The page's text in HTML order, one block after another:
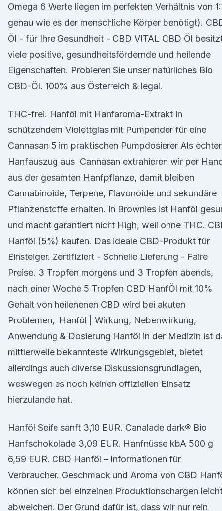
Omega 6 Werte liegen im perfekten Verhältnis von
genau wie es der menschliche Körper benötigt).
Öl - für Ihre Gesundheit - CBD VITAL CBD Öl
viele positive, gesundheitsfördernde und heilende
Eigenschaften. Probieren Sie unser natürliches Bio
CBD-Öl. 100% aus Österreich & legal.
THC-frei. Hanföl mit Hanfaroma-Extrakt in
schützendem Violettglas mit Pumpender für eine
Cannasan 5 im praktischen Pumpdosierer Als echter
Hanfauszug aus Cannasan extrahieren wir per
aus der gesamten Hanfpflanze, damit bleiben
Cannabinoide, Terpene, Flavonoide und sekundäre
Pflanzenstoffe erhalten. In Brownies ist Hanföl
und macht garantiert nicht High, weil ohne THC.
Hanföl (5%) kaufen. Das ideale CBD-Produkt für
Einsteiger. Zertifiziert - Schnelle Lieferung - Faire
Preise. 3 Tropfen morgens und 3 Tropfen abends,
nach einer Woche 5 Tropfen CBD HanfÖl mit 10%
Gehalt von heilenenen CBD wird bei akuten
Problemen, Hanföl | Wirkung, Nebenwirkung,
Anwendung & Dosierung Hanföl in der Medizin ist
mittlerweile bekannteste Wirkungsgebiet, bietet
allerdings auch diverse Diskussionsgrundlagen,
weswegen es noch keinen offiziellen Einsatz
hierzulande hat.
Hanföl Seife sanft 3,10 EUR. Canalade dark® Bio
Hanfschokolade 3,09 EUR. Hanfnüsse kbA 500 g
6,59 EUR. CBD Hanföl – Informationen für
Verbraucher. Geschmack und Aroma von CBD
können sich bei einzelnen Produktionschargen leicht
abweichen. Der Grund dafür ist, dass wir nur rein